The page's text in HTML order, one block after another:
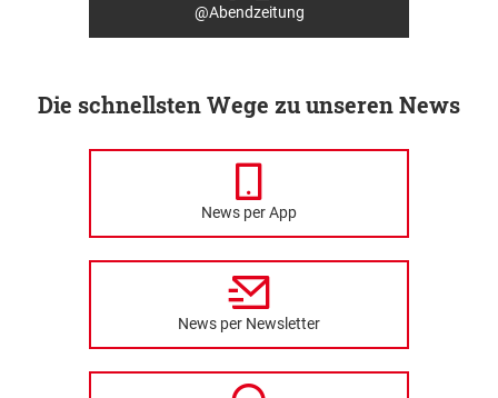
@Abendzeitung
Die schnellsten Wege zu unseren News
News per App
News per Newsletter